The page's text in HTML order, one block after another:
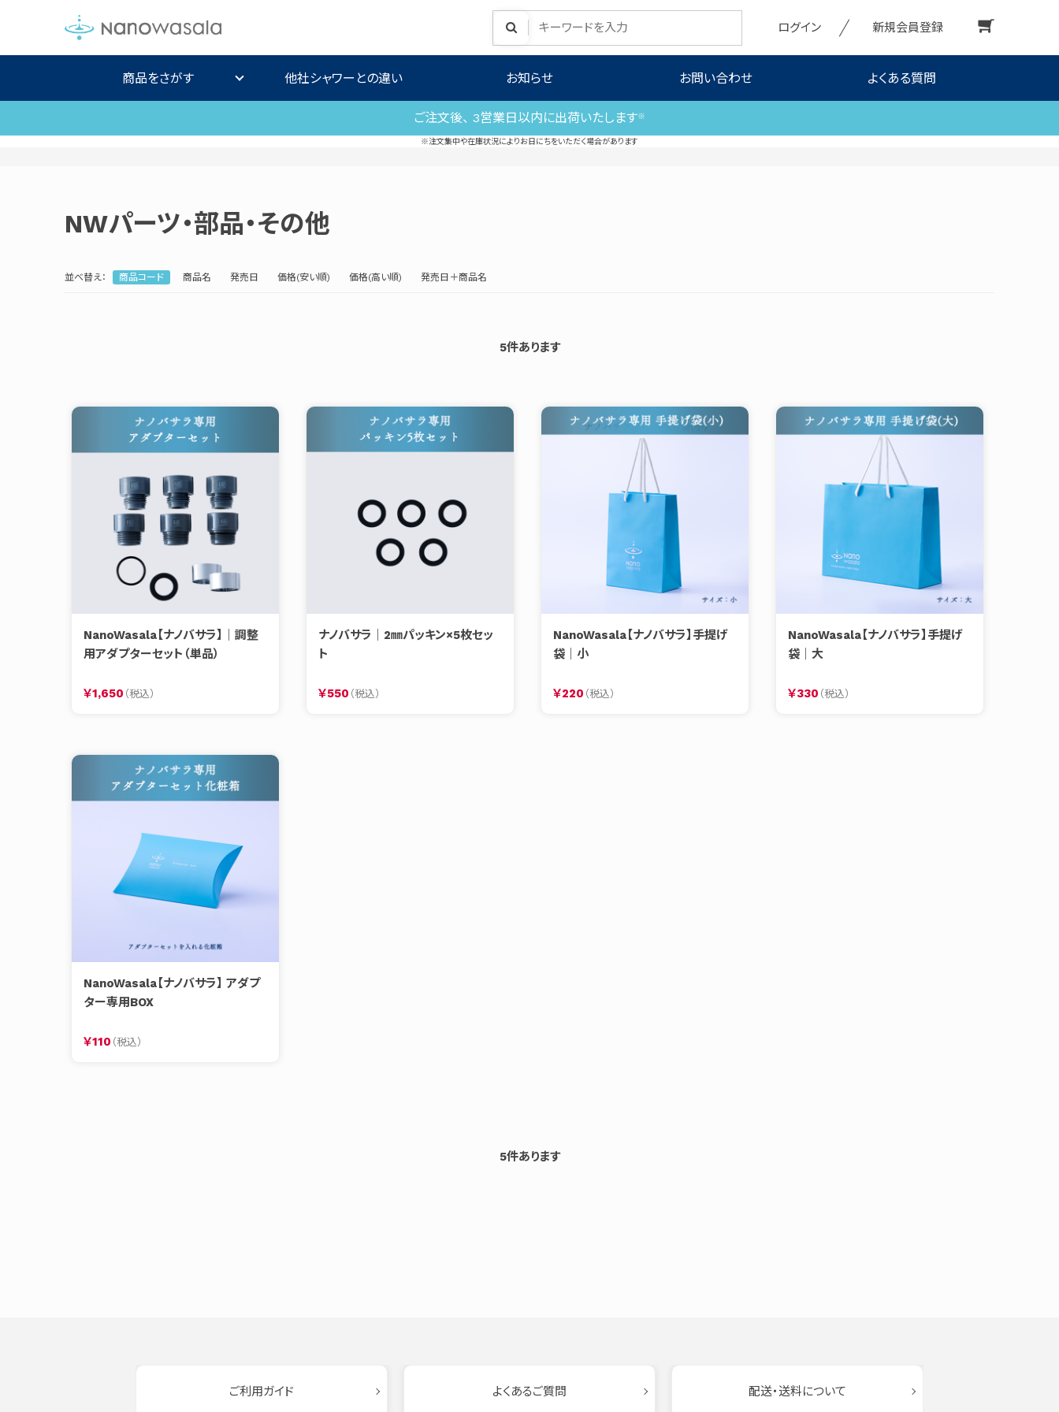
ログイン 新規会員登録
商品をさがす 他社シャワーとの違い お知らせ お問い合わせ よくある質問
ご注文後、 3営業日以内に出荷いたします※
※注文集中や在庫状況によりお日にちをいただく場合があります
NWパーツ・部品・その他
並べ替え： 商品コード 商品名 発売日 価格(安い順) 価格(高い順) 発売日＋商品名
5件あります
NanoWasala【ナノバサラ】｜調整
用アダプターセット（単品）
￥1,650
ナノバサラ｜2㎜パッキン×5枚セッ
ト
￥550
NanoWasala【ナノバサラ】手提げ
袋｜小
￥220
NanoWasala【ナノバサラ】手提げ
袋｜大
￥330
NanoWasala【ナノバサラ】 アダプ
ター専用BOX
￥110
5件あります
ご利用ガイド よくあるご質問 配送・送料について